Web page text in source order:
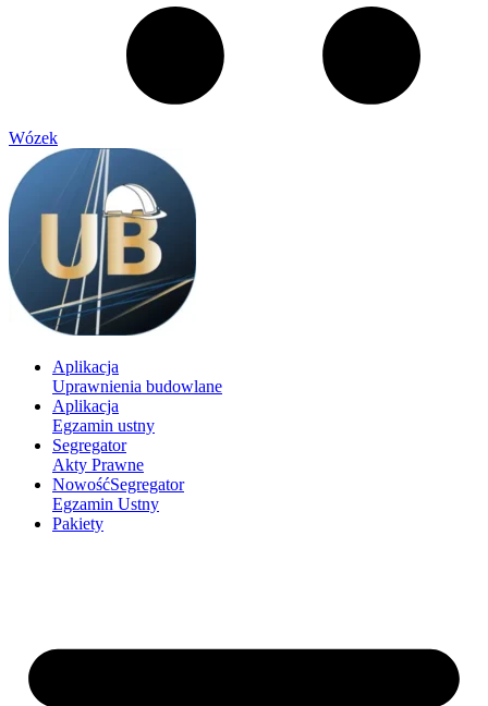
Wózek
Aplikacja
Uprawnienia budowlane
Aplikacja
Egzamin ustny
Segregator
Akty Prawne
NowośćSegregator
Egzamin Ustny
Pakiety